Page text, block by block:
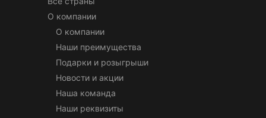
О компании
О компании
Наши преимущества
Подарки и розыгрыши
Новости и акции
Наша команда
Наши реквизиты